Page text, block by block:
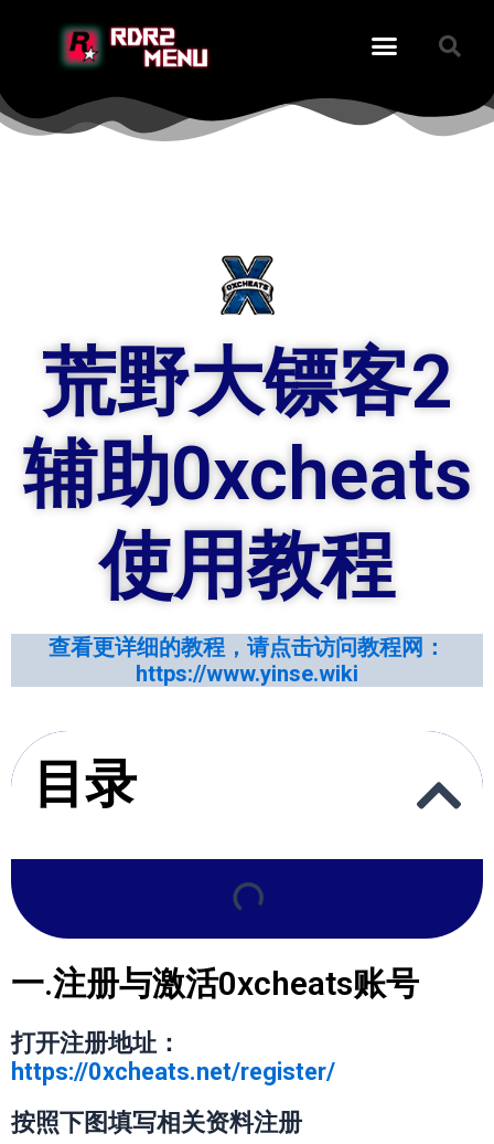
荒野大镖客2
辅助0xcheats
使用教程
查看更详细的教程，请点击访问教程网：
https://www.yinse.wiki
目录
一.注册与激活0xcheats账号
打开注册地址：
https://0xcheats.net/register/
按照下图填写相关资料注册